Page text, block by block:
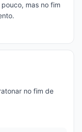
mas no fim
no fim de